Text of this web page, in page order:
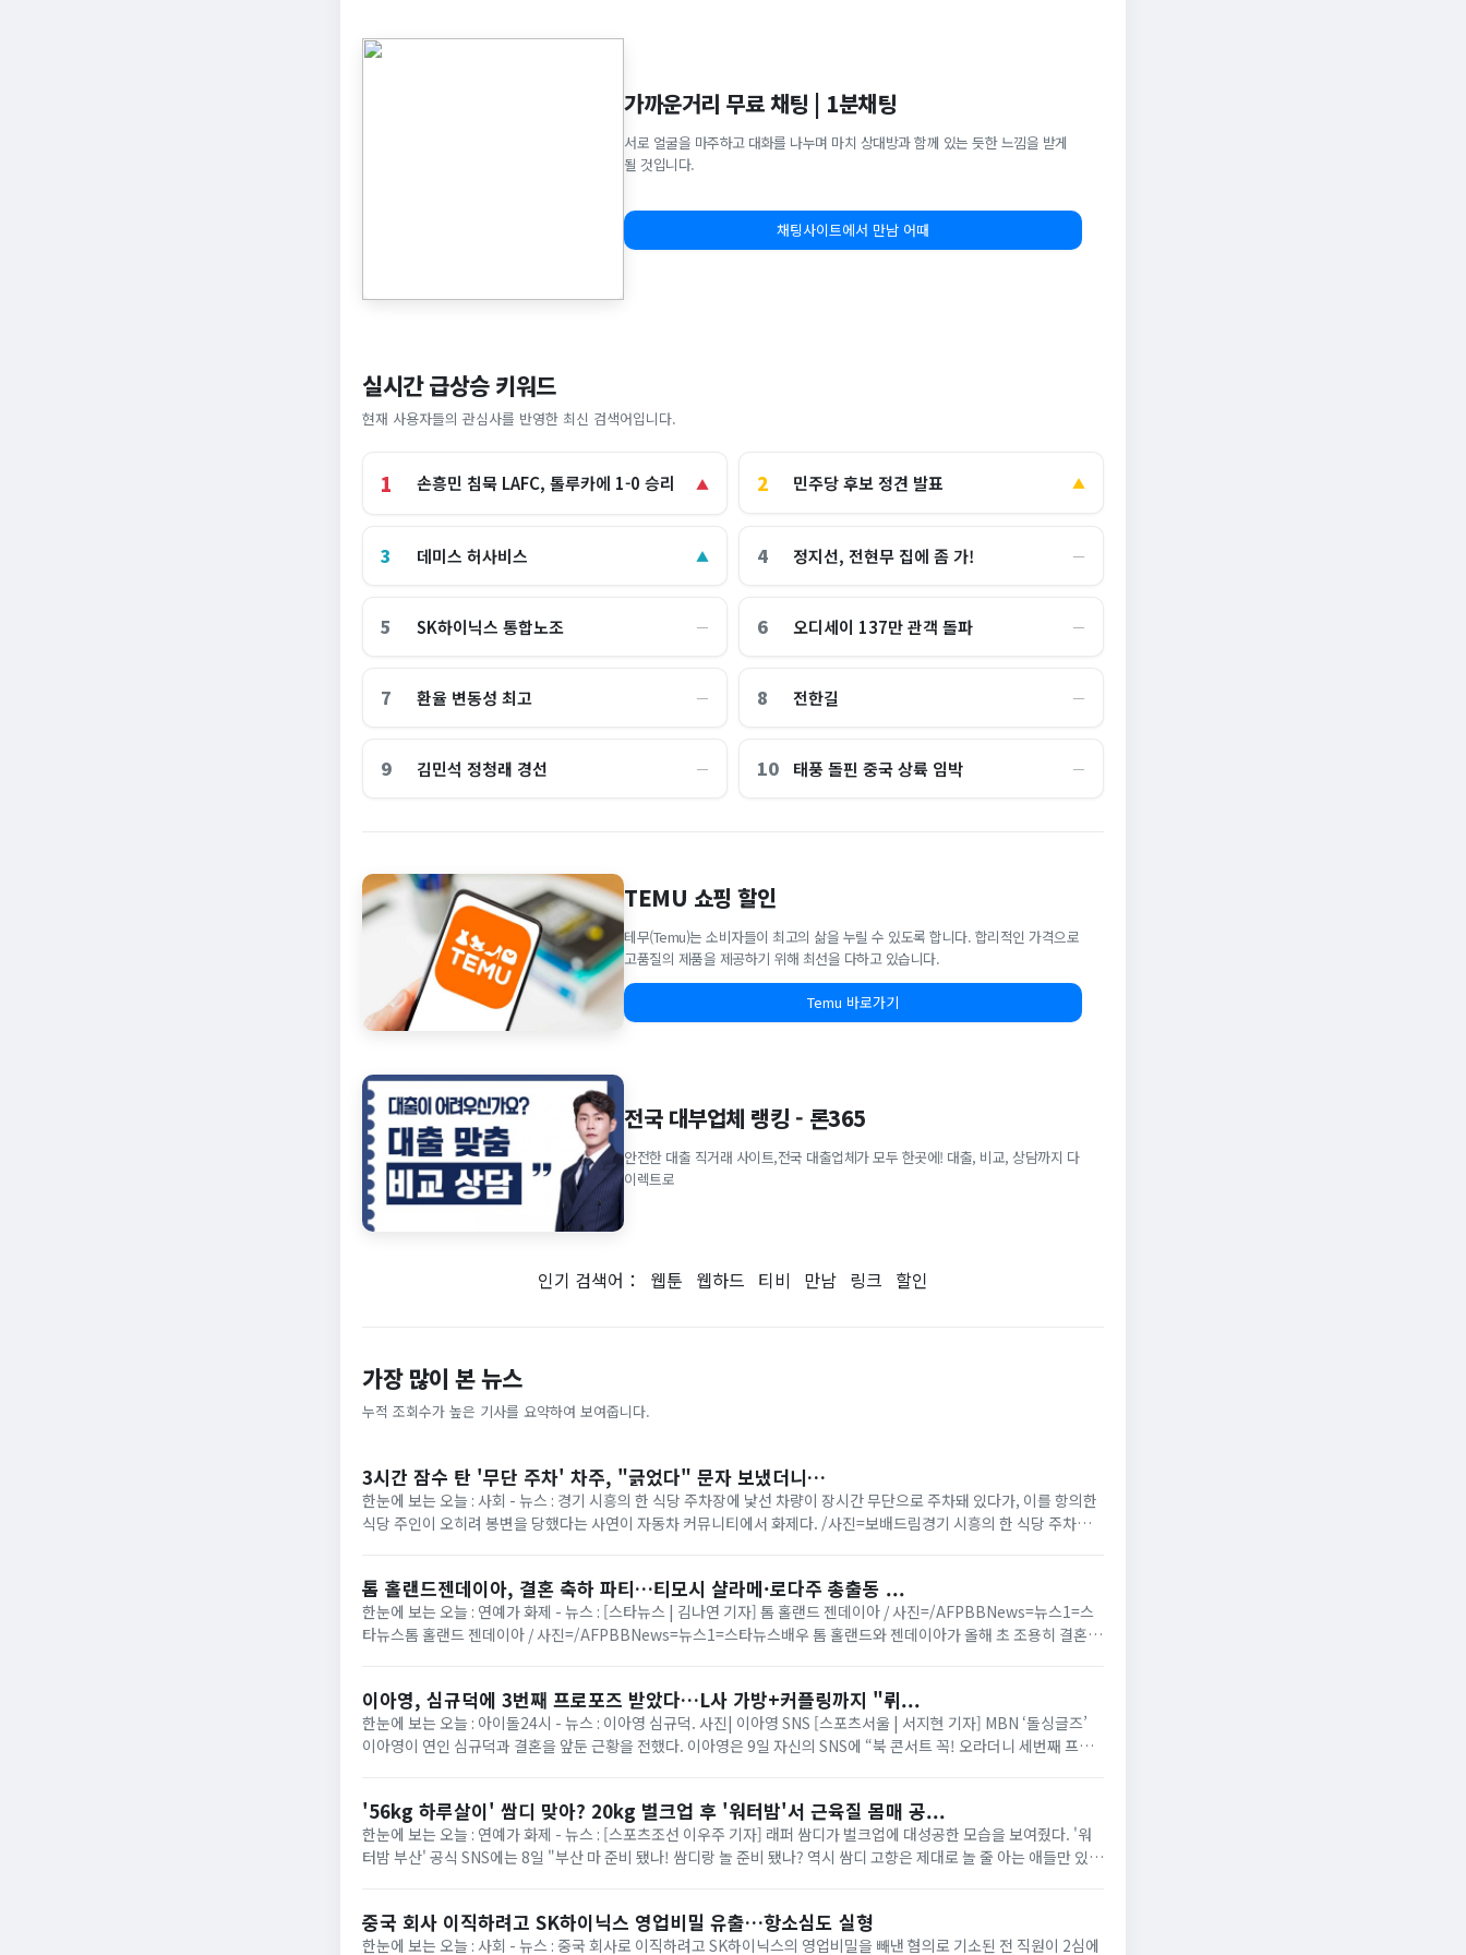
가까운거리 무료 채팅 | 1분채팅
서로 얼굴을 마주하고 대화를 나누며 마치 상대방과 함께 있는 듯한 느낌을 받게
될 것입니다.
채팅사이트에서 만남 어때
실시간 급상승 키워드
현재 사용자들의 관심사를 반영한 최신 검색어입니다.
1 손흥민 침묵 LAFC, 톨루카에 1-0 승리 ▲ 2 민주당 후보 정견 발표 ▲
3 데미스 허사비스 ▲ 4 정지선, 전현무 집에 좀 가! ―
5 SK하이닉스 통합노조 ― 6 오디세이 137만 관객 돌파 ―
7 환율 변동성 최고 ― 8 전한길 ―
9 김민석 정청래 경선 ― 10 태풍 돌핀 중국 상륙 임박 ―
TEMU 쇼핑 할인
테무(Temu)는 소비자들이 최고의 삶을 누릴 수 있도록 합니다. 합리적인 가격으로
고품질의 제품을 제공하기 위해 최선을 다하고 있습니다.
Temu 바로가기
전국 대부업체 랭킹 - 론365
안전한 대출 직거래 사이트,전국 대출업체가 모두 한곳에! 대출, 비교, 상담까지 다
이렉트로
인기 검색어： 웹툰 웹하드 티비 만남 링크 할인
가장 많이 본 뉴스
누적 조회수가 높은 기사를 요약하여 보여줍니다.
3시간 잠수 탄 '무단 주차' 차주, "긁었다" 문자 보냈더니…
한눈에 보는 오늘 : 사회 - 뉴스 : 경기 시흥의 한 식당 주차장에 낯선 차량이 장시간 무단으로 주차돼 있다가, 이를 항의한
식당 주인이 오히려 봉변을 당했다는 사연이 자동차 커뮤니티에서 화제다. /사진=보배드림경기 시흥의 한 식당 주차장에
톰 홀랜드젠데이아, 결혼 축하 파티…티모시 샬라메·로다주 총출동 ...
한눈에 보는 오늘 : 연예가 화제 - 뉴스 : [스타뉴스 | 김나연 기자] 톰 홀랜드 젠데이아 / 사진=/AFPBBNews=뉴스1=스
타뉴스톰 홀랜드 젠데이아 / 사진=/AFPBBNews=뉴스1=스타뉴스배우 톰 홀랜드와 젠데이아가 올해 초 조용히 결혼식
이아영, 심규덕에 3번째 프로포즈 받았다…L사 가방+커플링까지 "뤼...
한눈에 보는 오늘 : 아이돌24시 - 뉴스 : 이아영 심규덕. 사진| 이아영 SNS [스포츠서울 | 서지현 기자] MBN ‘돌싱글즈’
이아영이 연인 심규덕과 결혼을 앞둔 근황을 전했다. 이아영은 9일 자신의 SNS에 “북 콘서트 꼭! 오라더니 세번째 프로
'56kg 하루살이' 쌈디 맞아? 20kg 벌크업 후 '워터밤'서 근육질 몸매 공...
한눈에 보는 오늘 : 연예가 화제 - 뉴스 : [스포츠조선 이우주 기자] 래퍼 쌈디가 벌크업에 대성공한 모습을 보여줬다. '워
터밤 부산' 공식 SNS에는 8일 "부산 마 준비 됐나! 쌈디랑 놀 준비 됐나? 역시 쌈디 고향은 제대로 놀 줄 아는 애들만 있
중국 회사 이직하려고 SK하이닉스 영업비밀 유출…항소심도 실형
한눈에 보는 오늘 : 사회 - 뉴스 : 중국 회사로 이직하려고 SK하이닉스의 영업비밀을 빼낸 혐의로 기소된 전 직원이 2심에